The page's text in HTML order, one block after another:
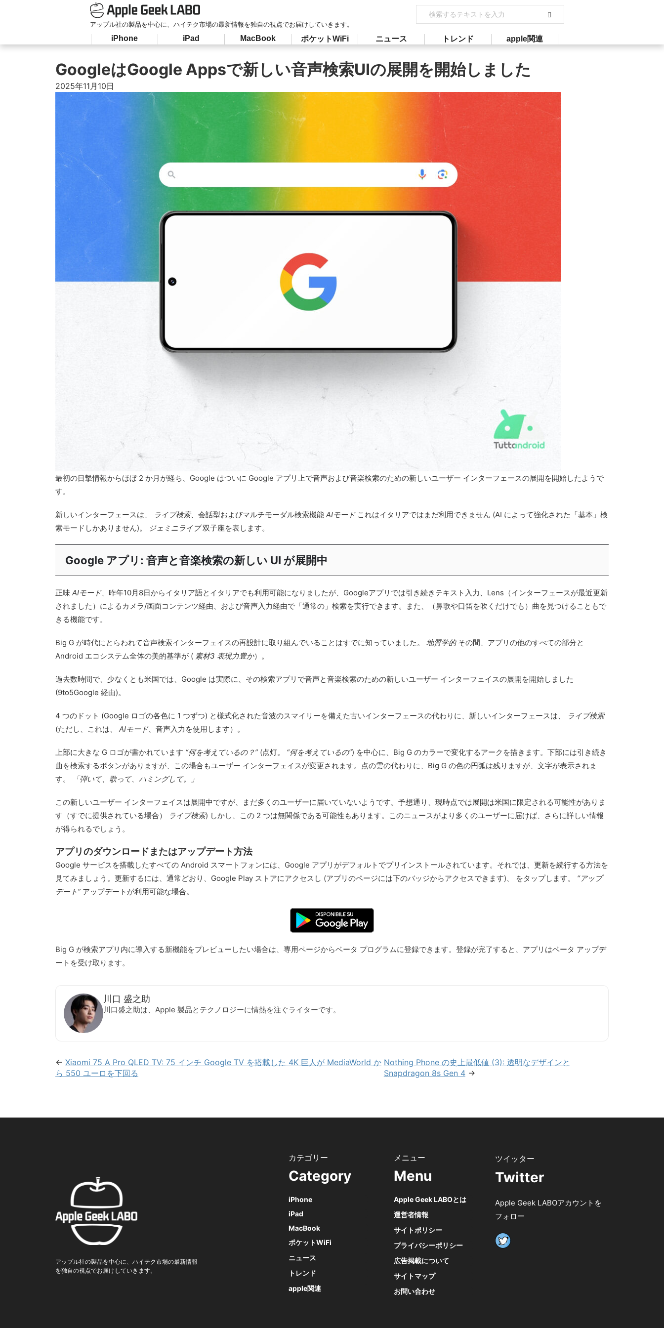
アップル社の製品を中心に、ハイテク市場の最新情報を独自の視点でお届けしていきます。
iPhone iPad MacBook ポケットWiFi ニュース トレンド apple関連
GoogleはGoogle Appsで新しい音声検索UIの展開を開始しました
2025年11月10日
最初の目撃情報からほぼ 2 か月が経ち、Google はついに Google アプリ上で音声および音楽検索のための新しいユーザー インターフェースの展開を開始したようで
す。
新しいインターフェースは、 ライブ検索、会話型およびマルチモーダル検索機能 AIモード これはイタリアではまだ利用できません (AI によって強化された「基本」検
索モードしかありません)。
ジェミニライブ双子座を表します。
Google アプリ: 音声と音楽検索の新しい UI が展開中
正味 AIモード、昨年10月8日からイタリア語とイタリアでも利用可能になりましたが、Googleアプリでは引き続きテキスト入力、Lens（インターフェースが最近更新
されました）によるカメラ/画面コンテンツ経由、および音声入力経由で「通常の」検索を実行できます。また、（鼻歌や口笛を吹くだけでも）曲を見つけることもで
きる機能です。
Big G が時代にとらわれて音声検索インターフェイスの再設計に取り組んでいることはすでに知っていました。 地質学的 その間、アプリの他のすべての部分と
Android エコシステム全体の美的基準が ( 素材3 表現力豊か）。
過去数時間で、少なくとも米国では、Google は実際に、その検索アプリで音声と音楽検索のための新しいユーザー インターフェイスの展開を開始しました
(9to5Google 経由)。
4 つのドット (Google ロゴの各色に 1 つずつ) と様式化された音波のスマイリーを備えた古いインターフェースの代わりに、新しいインターフェースは、
ライブ検索
(ただし、これは、 AIモード、音声入力を使用します）。
上部に大きな G ロゴが書かれています “何を考えているの？” (点灯。 “何を考えているの”) を中心に、Big G のカラーで変化するアークを描きます。下部には引き続き
曲を検索するボタンがありますが、この場合もユーザー インターフェイスが変更されます。点の雲の代わりに、Big G の色の円弧は残りますが、文字が表示されま
す。
「弾いて、歌って、ハミングして。」
この新しいユーザー インターフェイスは展開中ですが、まだ多くのユーザーに届いていないようです。予想通り、現時点では展開は米国に限定される可能性がありま
す（すでに提供されている場合）
ライブ検索) しかし、この 2 つは無関係である可能性もあります。このニュースがより多くのユーザーに届けば、さらに詳しい情報
が得られるでしょう。
アプリのダウンロードまたはアップデート方法
Google サービスを搭載したすべての Android スマートフォンには、Google アプリがデフォルトでプリインストールされています。それでは、更新を続行する方法を
見てみましょう。更新するには、通常どおり、Google Play ストアにアクセスし (アプリのページには下のバッジからアクセスできます)、 をタップします。 “アップ
デート” アップデートが利用可能な場合。
Big G が検索アプリ内に導入する新機能をプレビューしたい場合は、専用ページからベータ プログラムに登録できます。登録が完了すると、アプリはベータ アップデ
ートを受け取ります。
川口 盛之助
川口盛之助は、Apple 製品とテクノロジーに情熱を注ぐライターです。
← Xiaomi 75 A Pro QLED TV: 75 インチ Google TV を搭載した 4K 巨人が MediaWorld か
ら 550 ユーロを下回る
Nothing Phone の史上最低値 (3): 透明なデザインと
Snapdragon 8s Gen 4→
アップル社の製品を中心に、ハイテク市場の最新情報
を独自の視点でお届けしていきます。
Category
iPhone
iPad
MacBook
ポケットWiFi
ニュース
トレンド
apple関連
Menu
Apple Geek LABOとは
運営者情報
サイトポリシー
プライバシーポリシー
広告掲載について
サイトマップ
お問い合わせ
Twitter
Apple Geek LABOアカウントを
フォロー